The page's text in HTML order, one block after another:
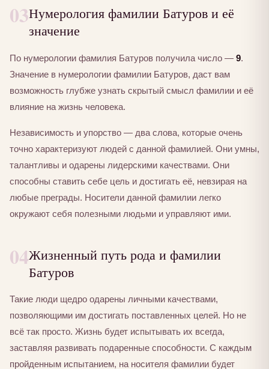
03Нумерология фамилии Батуров и её
значение
По нумерологии фамилия Батуров получила число — 9.
Значение в нумерологии фамилии Батуров, даст вам
возможность глубже узнать скрытый смысл фамилии и её
влияние на жизнь человека.
Независимость и упорство — два слова, которые очень
точно характеризуют людей с данной фамилией. Они умны,
талантливы и одарены лидерскими качествами. Они
способны ставить себе цель и достигать её, невзирая на
любые преграды. Носители данной фамилии легко
окружают себя полезными людьми и управляют ими.
04Жизненный путь рода и фамилии
Батуров
Такие люди щедро одарены личными качествами,
позволяющими им достигать поставленных целей. Но не
всё так просто. Жизнь будет испытывать их всегда,
заставляя развивать подаренные способности. С каждым
пройденным испытанием, на носителя фамилии будет